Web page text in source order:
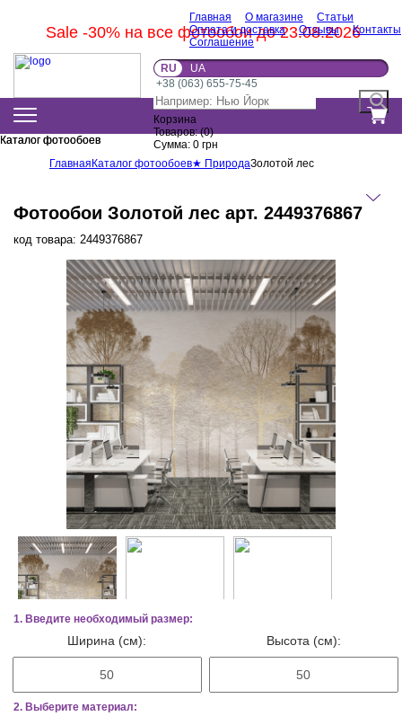
Sale -30% на все фотообои до 23.08.2026
Главная О магазине
Статьи
Оплата и доставка
Отзывы
Контакты
Соглашение
RU
UA
+38 (063) 655-75-45
Корзина
Товаров:(0)
Сумма: 0 грн
Каталог фотообоев
Каталог фотообоев
Главная Каталог фотообоев★ ПриродаЗолотой лес
Фотообои Золотой лес арт. 2449376867
код товара: 2449376867
1. Введите необходимый размер:
Ширина (см): Высота (см):
2. Выберите материал: